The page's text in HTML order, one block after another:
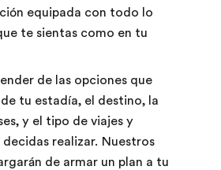
equipada con todo lo
te sientas como en tu
de las opciones que
tu estadía, el destino, la
y el tipo de viajes y
decidas realizar. Nuestros
de armar un plan a tu